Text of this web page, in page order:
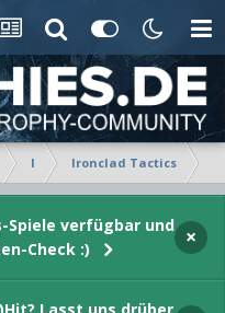
I Ironclad Tactics
Spiele verfügbar und
Check :)
×